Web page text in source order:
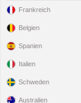
Frankreich
Belgien
Spanien
Italien
Schweden
Australien